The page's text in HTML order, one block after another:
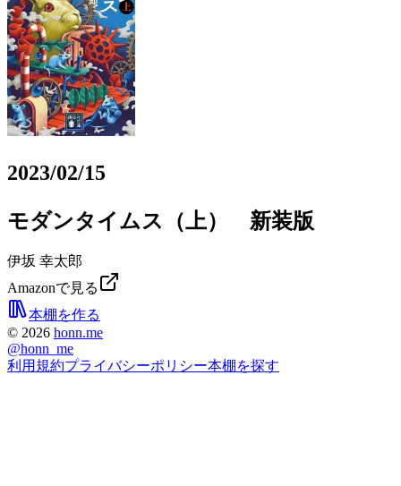
2023/02/15
モダンタイムス（上） 新装版
伊坂 幸太郎
Amazonで見る
本棚を作る
© 2026 honn.me
@honn_me
利用規約プライバシーポリシー本棚を探す